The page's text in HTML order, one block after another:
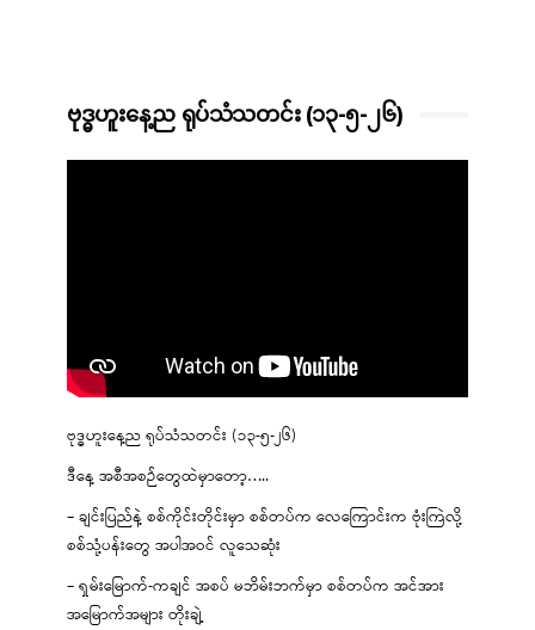
ဗုဒ္ဓဟူးနေ့ည ရုပ်သံသတင်း (၁၃-၅-၂၆)
ဗုဒ္ဓဟူးနေ့ည ရုပ်သံသတင်း (၁၃-၅-၂၆)
ဒီနေ့ အစီအစဉ်တွေထဲမှာတော့…..
– ချင်းပြည်နဲ့ စစ်ကိုင်းတိုင်းမှာ စစ်တပ်က လေကြောင်းက ဗုံးကြဲလို့
စစ်သုံ့ပန်းတွေ အပါအဝင် လူသေဆုံး
– ရှမ်းမြောက်-ကချင် အစပ် မဘိမ်းဘက်မှာ စစ်တပ်က အင်အား
အမြောက်အများ တိုးချဲ့